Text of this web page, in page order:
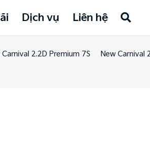
Dịch vụ Liên hệ
Carnival 2.2D Premium 7S​
New Carnival